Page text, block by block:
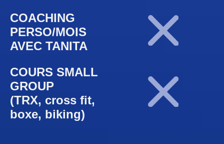
COACHING
PERSO/MOIS
AVEC TANITA
COURS SMALL
GROUP
(TRX, cross fit,
boxe, biking)